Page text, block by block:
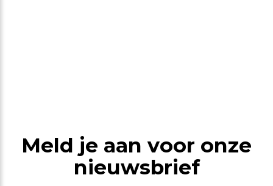
Meld je aan voor onze
nieuwsbrief